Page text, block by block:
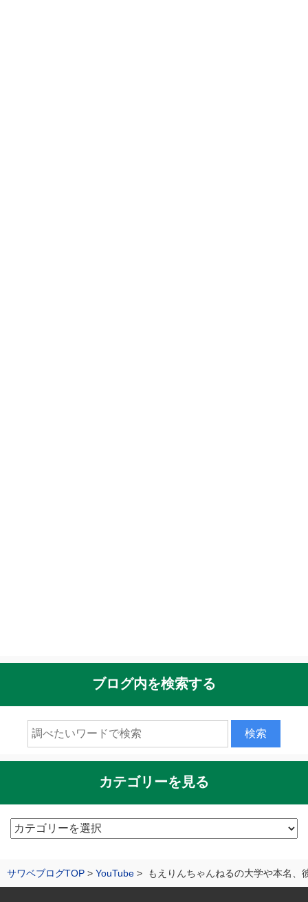
サワベブログTOP YouTube もえりんちゃんねるの大学や本名、
ブログ内を検索する
カテゴリーを見る
カ
リ